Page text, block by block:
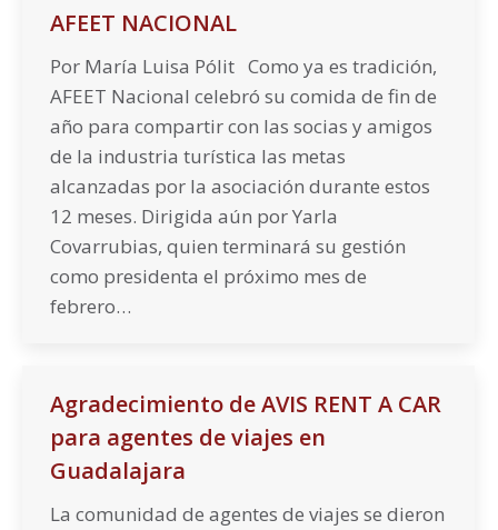
AFEET NACIONAL
Por María Luisa Pólit Como ya es tradición,
AFEET Nacional celebró su comida de fin de
año para compartir con las socias y amigos
de la industria turística las metas
alcanzadas por la asociación durante estos
12 meses. Dirigida aún por Yarla
Covarrubias, quien terminará su gestión
como presidenta el próximo mes de
febrero…
Agradecimiento de AVIS RENT A CAR
para agentes de viajes en
Guadalajara
La comunidad de agentes de viajes se dieron